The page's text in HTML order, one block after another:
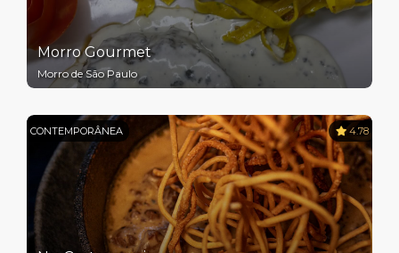
Morro Gourmet
Morro de São Paulo
CONTEMPORÂNEA 4.78